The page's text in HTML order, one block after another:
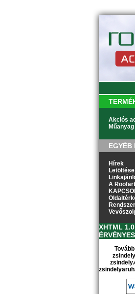
Akciós
EGYÉB
Hírek
A
XHTML